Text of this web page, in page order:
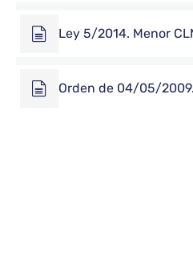
Ley 5/2014. Menor
Orden de 04/05/